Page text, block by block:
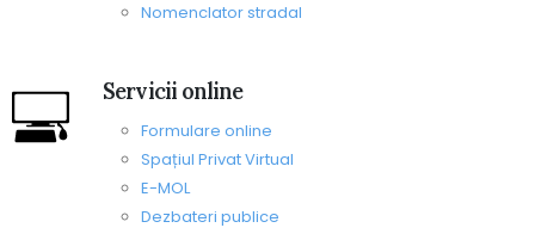
Nomenclator stradal
Servicii online
Formulare online
Spațiul Privat Virtual
E-MOL
Dezbateri publice